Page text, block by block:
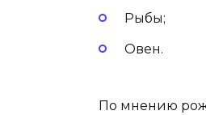
Рыбы;
Овен.
По мнению